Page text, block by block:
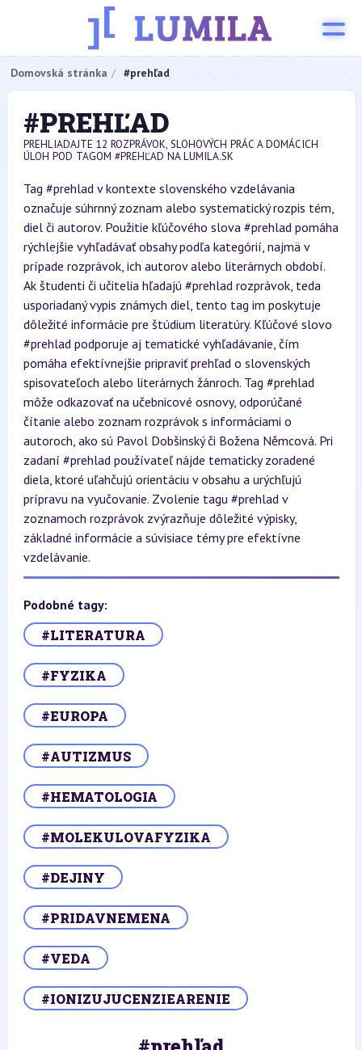
Domovská stránka #prehľad
#PREHĽAD
PREHLIADAJTE 12 ROZPRÁVOK, SLOHOVÝCH PRÁC A DOMÁCICH
ÚLOH POD TAGOM #PREHĽAD NA LUMILA.SK
Tag #prehlad v kontexte slovenského vzdelávania
označuje súhrnný zoznam alebo systematický rozpis tém,
diel či autorov. Použitie kľúčového slova #prehlad pomáha
rýchlejšie vyhľadávať obsahy podľa kategórií, najmä v
prípade rozprávok, ich autorov alebo literárnych období.
Ak študenti či učitelia hľadajú #prehlad rozprávok, teda
usporiadaný vypis známych diel, tento tag im poskytuje
dôležité informácie pre štúdium literatúry. Kľúčové slovo
#prehlad podporuje aj tematické vyhľadávanie, čím
pomáha efektívnejšie pripraviť prehľad o slovenských
spisovateľoch alebo literárnych žánroch. Tag #prehlad
môže odkazovať na učebnicové osnovy, odporúčané
čítanie alebo zoznam rozprávok s informáciami o
autoroch, ako sú Pavol Dobšinský či Božena Němcová. Pri
zadaní #prehlad používateľ nájde tematicky zoradené
diela, ktoré uľahčujú orientáciu v obsahu a urýchľujú
prípravu na vyučovanie. Zvolenie tagu #prehlad v
zoznamoch rozprávok zvýrazňuje dôležité výpisky,
základné informácie a súvisiace témy pre efektívne
vzdelávanie.
Podobné tagy:
#LITERATURA
#FYZIKA
#EUROPA
#AUTIZMUS
#HEMATOLOGIA
#MOLEKULOVAFYZIKA
#DEJINY
#PRIDAVNEMENA
#VEDA
#IONIZUJUCENZIEARENIE